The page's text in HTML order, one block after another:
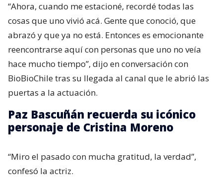
“Ahora, cuando me estacioné, recordé todas las
cosas que uno vivió acá. Gente que conoció, que
abrazó y que ya no está. Entonces es emocionante
reencontrarse aquí con personas que uno no veía
hace mucho tiempo”, dijo en conversación con
BioBioChile tras su llegada al canal que le abrió las
puertas a la actuación.
Paz Bascuñán recuerda su icónico
personaje de Cristina Moreno
“Miro el pasado con mucha gratitud, la verdad”,
confesó la actriz.